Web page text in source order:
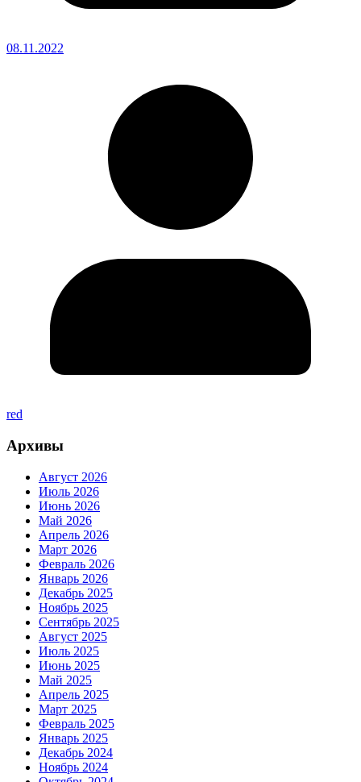
08.11.2022
red
Архивы
Август 2026
Июль 2026
Июнь 2026
Май 2026
Апрель 2026
Март 2026
Февраль 2026
Январь 2026
Декабрь 2025
Ноябрь 2025
Сентябрь 2025
Август 2025
Июль 2025
Июнь 2025
Май 2025
Апрель 2025
Март 2025
Февраль 2025
Январь 2025
Декабрь 2024
Ноябрь 2024